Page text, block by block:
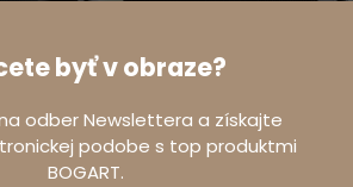
byť v obraze?
odber Newslettera a získajte
podobe s top produktmi
BOGART.